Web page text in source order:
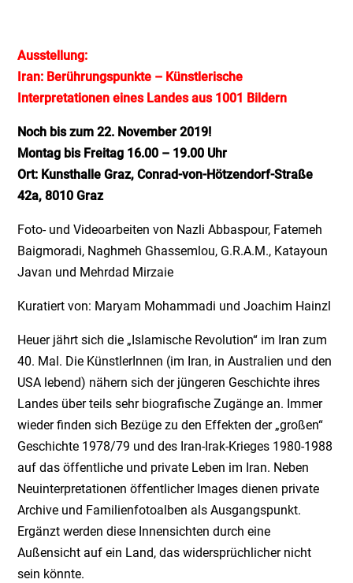
Ausstellung:
Iran: Berührungspunkte – Künstlerische
Interpretationen eines Landes aus 1001 Bildern
Noch bis zum 22. November 2019!
Montag bis Freitag 16.00 – 19.00 Uhr
Ort: Kunsthalle Graz, Conrad-von-Hötzendorf-Straße
42a, 8010 Graz
Foto- und Videoarbeiten von Nazli Abbaspour, Fatemeh
Baigmoradi, Naghmeh Ghassemlou, G.R.A.M., Katayoun
Javan und Mehrdad Mirzaie
Kuratiert von: Maryam Mohammadi und Joachim Hainzl
Heuer jährt sich die „Islamische Revolution“ im Iran zum
40. Mal. Die KünstlerInnen (im Iran, in Australien und den
USA lebend) nähern sich der jüngeren Geschichte ihres
Landes über teils sehr biografische Zugänge an. Immer
wieder finden sich Bezüge zu den Effekten der „großen“
Geschichte 1978/79 und des Iran-Irak-Krieges 1980-1988
auf das öffentliche und private Leben im Iran. Neben
Neuinterpretationen öffentlicher Images dienen private
Archive und Familienfotoalben als Ausgangspunkt.
Ergänzt werden diese Innensichten durch eine
Außensicht auf ein Land, das widersprüchlicher nicht
sein könnte.